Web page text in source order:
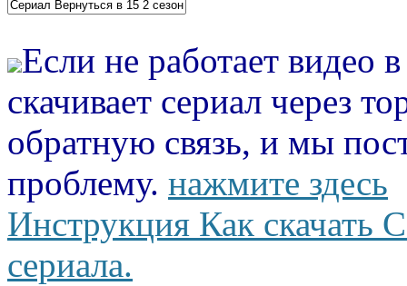
Если не работает видео
скачивает сериал через
обратную связь, и мы
проблему. нажмите здесь
Инструкция Как скачать
сериала.